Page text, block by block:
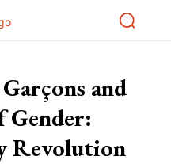
and
Gender:
Revolution